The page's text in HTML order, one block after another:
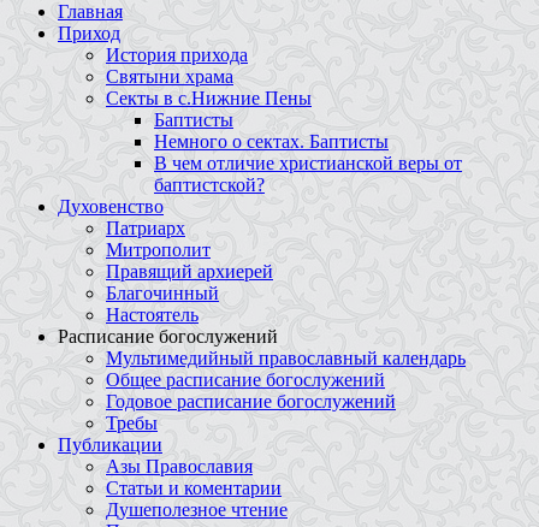
Главная
Приход
История прихода
Святыни храма
Секты в с.Нижние Пены
Баптисты
Немного о сектах. Баптисты
В чем отличие христианской веры от
баптистской?
Духовенство
Патриарх
Митрополит
Правящий архиерей
Благочинный
Настоятель
Расписание богослужений
Мультимедийный православный календарь
Общее расписание богослужений
Годовое расписание богослужений
Требы
Публикации
Азы Православия
Статьи и коментарии
Душеполезное чтение